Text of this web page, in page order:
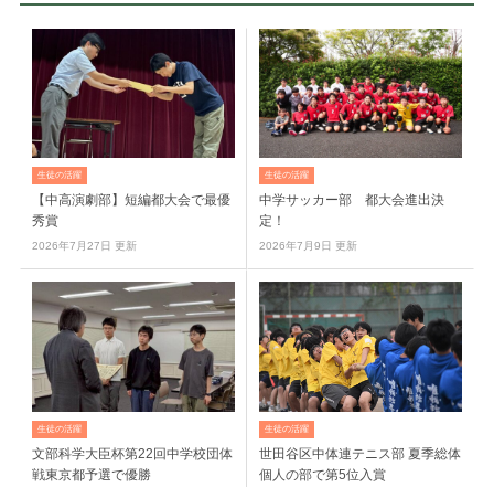
生徒の活躍
【中高演劇部】短編都大会で最優
秀賞
2026年7月27日 更新
生徒の活躍
中学サッカー部 都大会進出決
定！
2026年7月9日 更新
生徒の活躍
文部科学大臣杯第22回中学校団体
戦東京都予選で優勝
生徒の活躍
世田谷区中体連テニス部 夏季総体
個人の部で第5位入賞